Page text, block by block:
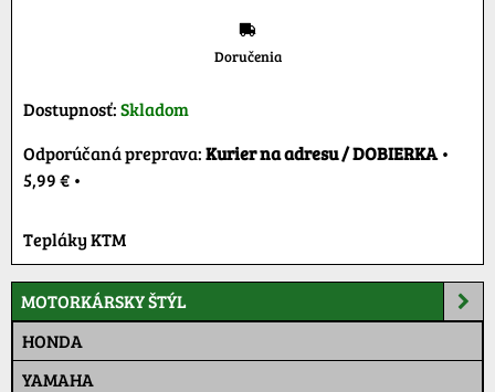
Doručenia
Dostupnosť:Skladom
Kurier na adresu / DOBIERKA•
5,99 € •
Tepláky KTM
MOTORKÁRSKY ŠTÝL
HONDA
YAMAHA